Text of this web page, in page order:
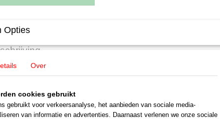
leverancier
E200090
E200090 / 20009 Tandwiel
12
Opties
Over
cookies gebruikt
gebruikt voor verkeersanalyse, het aanbieden van sociale media-
van informatie en advertenties. Daarnaast verlenen we onze sociale